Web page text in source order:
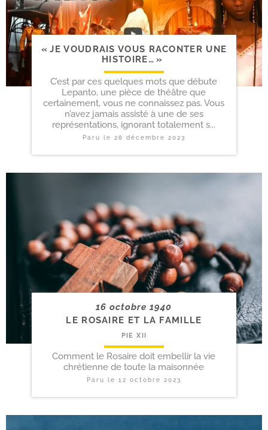
« JE VOUDRAIS VOUS RACONTER UNE
HISTOIRE… »
C’est par ces quelques mots que débute
Lepanto, une pièce de théâtre que
certainement, vous ne connaissez pas. Vous
n’avez jamais assisté à une de ses
représentations, ignorant totalement s...
Paru le 28 décembre 2023
16 octobre 1940
LE ROSAIRE ET LA FAMILLE
PIE XII
Comment le Rosaire doit embellir la vie
chrétienne de toute la maisonnée
Paru le 12 octobre 2023